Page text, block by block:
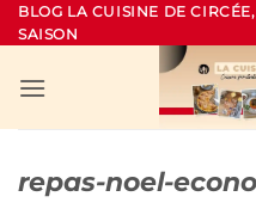
Passer
au
BLOG LA CUISINE DE
SAISON
repas-noel-